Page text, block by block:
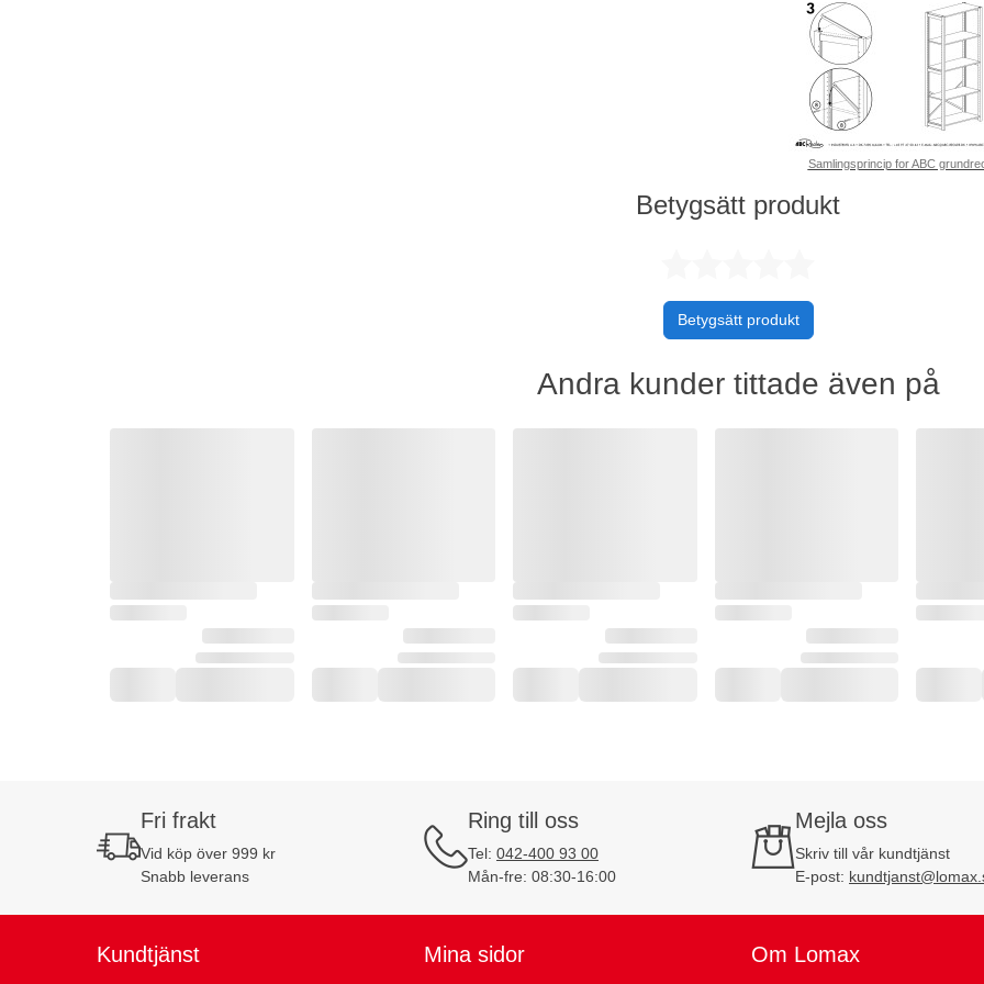
Samlingsprincip for ABC
Betygsätt produkt
Betygsätt produkt
Andra kunder tittade även på
Fri frakt
Vid köp över 999 kr
Snabb leverans
Ring till oss
Tel: 042-400 93 00
Mån-fre: 08:30-16:00
Mejla oss
Skriv till vår kundtjänst
E-post:
Kundtjänst Mina sidor Om Lomax